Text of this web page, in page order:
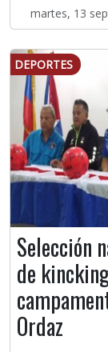
martes, 13
DEPORTES
Selección
de
Ordaz